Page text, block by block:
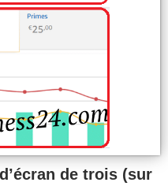
de trois (sur